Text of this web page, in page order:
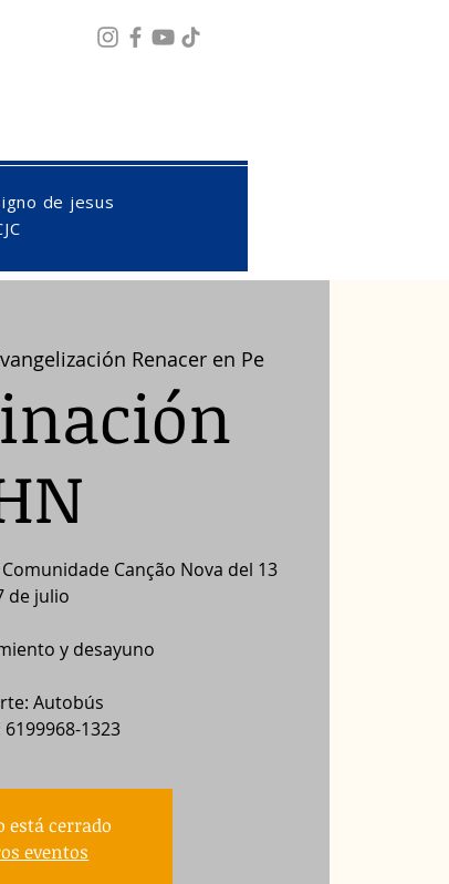
de jesus
Renacer en Pe
Canção Nova del 13
de julio
y desayuno
Autobús
1323
está cerrado
eventos